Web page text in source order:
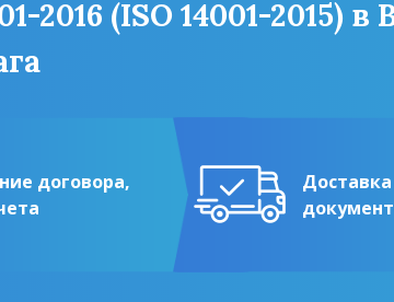
(ISO 14001-2015) в
договора,